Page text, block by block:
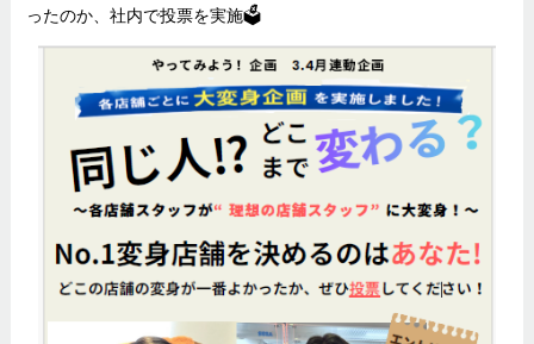
ったのか、社内で投票を実施🗳️